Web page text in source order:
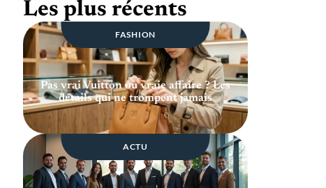
Les plus récents
FASHION
Pas vrai Vuitton ou vraie affaire ? Les
détails qui ne trompent jamais
ACTU